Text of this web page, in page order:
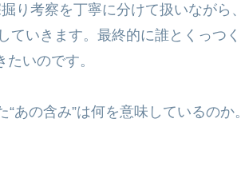
り考察を丁寧に分けて扱いながら、
ていきます。最終的に誰とくっつく
いのです。
あの含み”は何を意味しているのか。